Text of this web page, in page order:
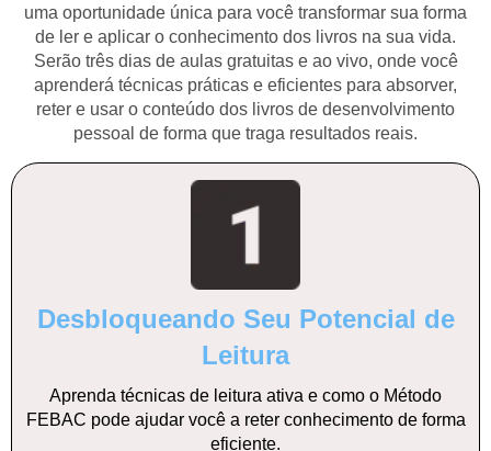
uma oportunidade única para você transformar sua forma
de ler e aplicar o conhecimento dos livros na sua vida.
Serão três dias de aulas gratuitas e ao vivo, onde você
aprenderá técnicas práticas e eficientes para absorver,
reter e usar o conteúdo dos livros de desenvolvimento
pessoal de forma que traga resultados reais.
Desbloqueando Seu Potencial de
Leitura
Aprenda técnicas de leitura ativa e como o Método
FEBAC pode ajudar você a reter conhecimento de forma
eficiente.